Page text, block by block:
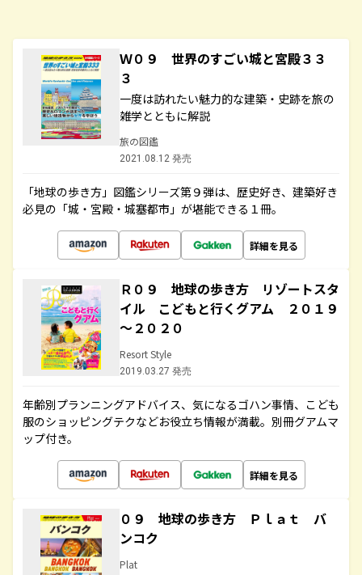
Ｗ０９ 世界のすごい城と宮殿３３
３
一度は訪れたい魅力的な建築・史跡を旅の
雑学とともに解説
旅の図鑑
2021.08.12 発売
「地球の歩き方」図鑑シリーズ第９弾は、歴史好き、建築好き
必見の「城・宮殿・城塞都市」が堪能できる１冊。
詳細を見る
Ｒ０９ 地球の歩き方 リゾートスタ
イル こどもと行くグアム ２０１９
～２０２０
Resort Style
2019.03.27 発売
年齢別プランニングアドバイス、気になるゴハン事情、こども
服のショッピングテクなどお役立ち情報が満載。別冊グアムマ
ップ付き。
詳細を見る
０９ 地球の歩き方 Ｐｌａｔ バ
ンコク
Plat